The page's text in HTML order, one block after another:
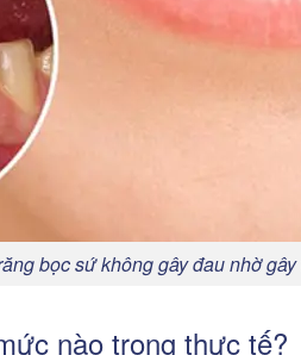
bọc sứ không gây đau nhờ
nào trong thực tế?